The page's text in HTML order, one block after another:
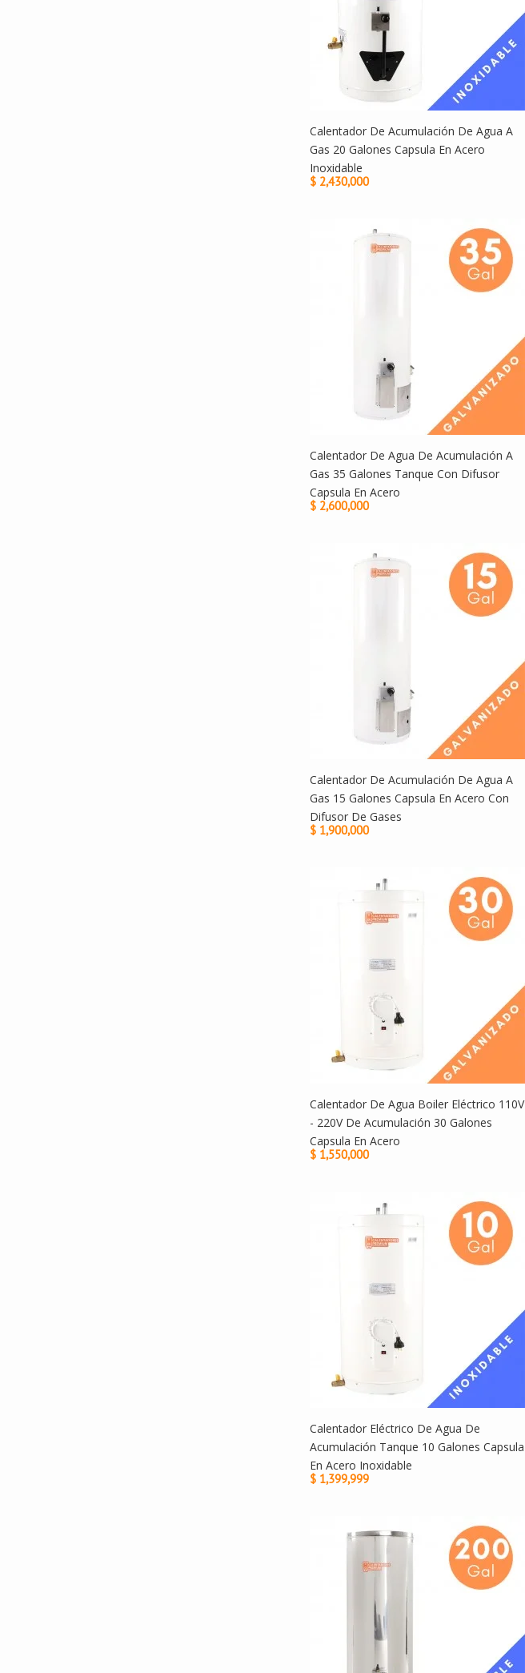
Calentador De Acumulación De Agua A
Gas 20 Galones Capsula En Acero
Inoxidable
$ 2,430,000
Calentador De Agua De Acumulación A
Gas 35 Galones Tanque Con Difusor
Capsula En Acero
$ 2,600,000
Calentador De Acumulación De Agua A
Gas 15 Galones Capsula En Acero Con
Difusor De Gases
$ 1,900,000
Calentador De Agua Boiler Eléctrico 110V
- 220V De Acumulación 30 Galones
Capsula En Acero
$ 1,550,000
Calentador Eléctrico De Agua De
Acumulación Tanque 10 Galones Capsula
En Acero Inoxidable
$ 1,399,999